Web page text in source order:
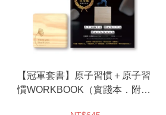
【冠軍套書】原子習慣＋原子習
慣WORKBOOK（實踐本．附練